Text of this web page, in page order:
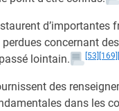
d’importantes
concernant
lointain.
[53] [169]
des
dans les